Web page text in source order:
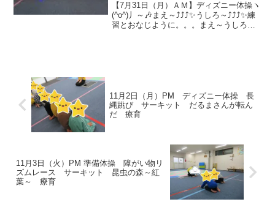
【7月31日（月）ＡＭ】ディズニー体操ヽ
(^o^)丿～🎶まえ～⤴⤴⤴✨うしろ～⤴⤴⤴✨練
習とおなじように。。。まえ～うしろ～
11月2日（月）PM ディズニー体操 長
縄跳び サーキット だるまさんが転ん
だ 療育
11月3日（火）PM 準備体操 障がい物リ
ズムレース サーキット 昆虫の森～紅
葉～ 療育